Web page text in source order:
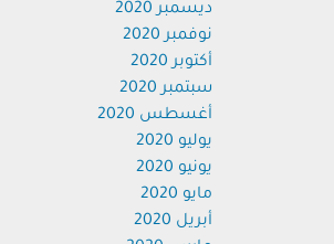
ديسمبر 2020
نوفمبر 2020
أكتوبر 2020
سبتمبر 2020
أغسطس 2020
يوليو 2020
يونيو 2020
مايو 2020
أبريل 2020